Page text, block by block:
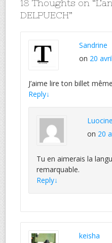
18 Thoughts on “
DELPUECH”
Sandrine
on 20
J’aime lire ton billet
Reply↓
Luocine
on 20
Tu en aimerais la
remarquable.
Reply↓
keisha